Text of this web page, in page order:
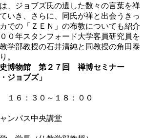
、ジョブズ氏の遺した数々の言葉を禅
いき、さらに、同氏が禅と出会うきっ
での「ＺＥＮ」の布教についても紹介
０年スタンフォード大学客員研究員を
学部教授の石井清純と同教授の角田泰
。
博物館 第２７回 禅博セミナー
ジョブズ」
６：３０～１８：００
ンパス中央講堂